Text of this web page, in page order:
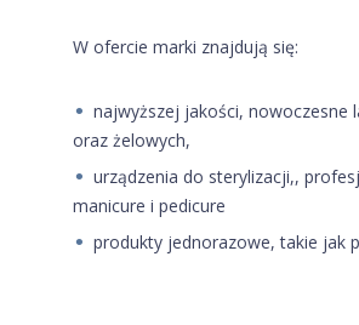
W ofercie marki znajdują się:
najwyższej jakości, nowoczesne
oraz żelowych,
urządzenia do sterylizacji,,
manicure i pedicure
produkty jednorazowe, takie jak